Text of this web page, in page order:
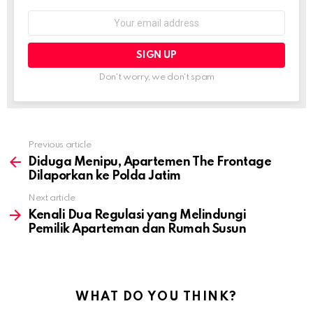
Don't worry, we don't spam
Previous article
Diduga Menipu, Apartemen The Frontage
Dilaporkan ke Polda Jatim
Next article
Kenali Dua Regulasi yang Melindungi
Pemilik Aparteman dan Rumah Susun
WHAT DO YOU THINK?